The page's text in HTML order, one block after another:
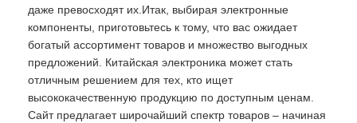
даже превосходят их.Итак, выбирая электронные
компоненты, приготовьтесь к тому, что вас ожидает
богатый ассортимент товаров и множество выгодных
предложений. Китайская электроника может стать
отличным решением для тех, кто ищет
высококачественную продукцию по доступным ценам.
Сайт предлагает широчайший спектр товаров – начиная